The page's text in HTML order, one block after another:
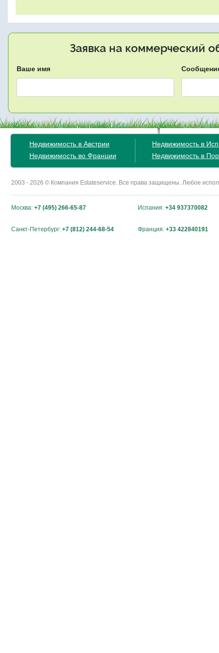
Заявка на коммерческий
Ваше имя
Недвижимость в Австрии
Недвижимость во Франции
Недвижимость в
Недвижимость в
2003 - 2026 © Компания Estateservice. Все права защищены. Любое
Москва: +7 (495) 266-65-87 Испания: +34 937370082
Санкт-Петербург: +7 (812) 244-68-54 Франция: +33 422840191